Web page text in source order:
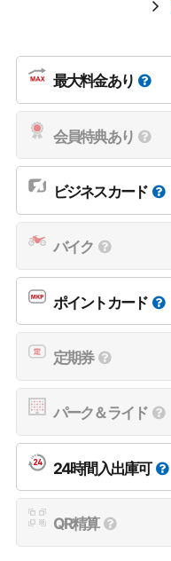
最大料金あり
会員特典あり
ビジネスカード
バイク
ポイントカード
定期券
パーク＆ライド
24時間入出庫可
QR精算